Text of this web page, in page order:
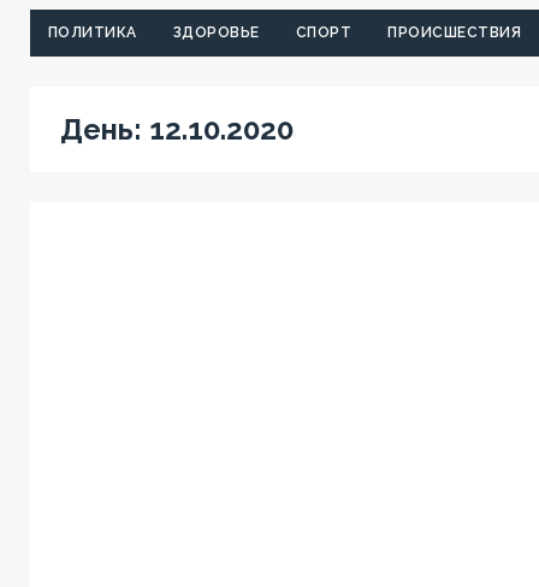
ПОЛИТИКА ЗДОРОВЬЕ СПОРТ ПРОИСШЕСТВИЯ
День: 12.10.2020